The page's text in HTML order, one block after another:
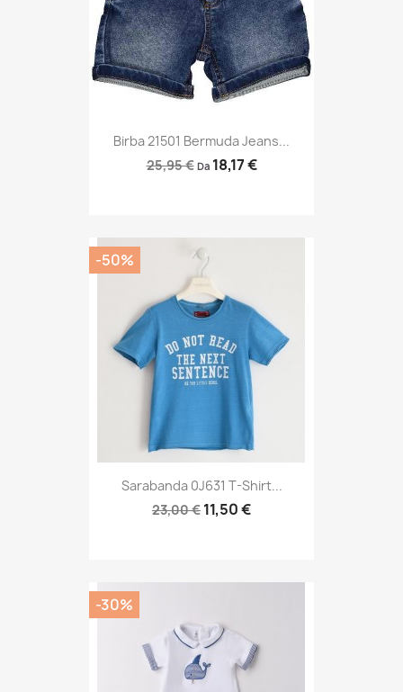
Birba 21501 Bermuda Jeans...
25,95 € Da 18,17 €
Sarabanda 0J631 T-Shirt...
23,00 € 11,50 €
-50%
-30%